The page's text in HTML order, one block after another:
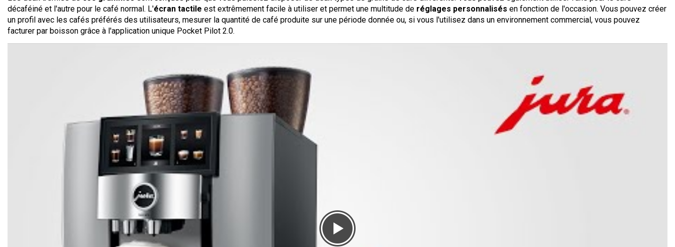
décaféiné et l'autre pour le café normal. L'écran tactile est extrêmement facile à utiliser et permet une multitude de réglages personnalisés en fonction de l'occasion. Vous pouvez créer
un profil avec les cafés préférés des utilisateurs, mesurer la quantité de café produite sur une période donnée ou, si vous l'utilisez dans un environnement commercial, vous pouvez
facturer par boisson grâce à l'application unique Pocket Pilot 2.0.